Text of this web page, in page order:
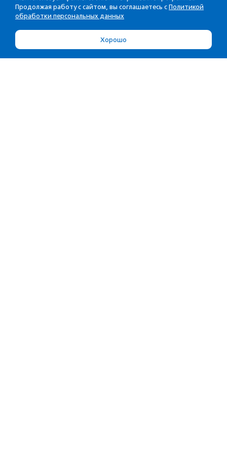
Продолжая работу с сайтом, вы соглашаетесь с Политикой
обработки персональных данных
Хорошо